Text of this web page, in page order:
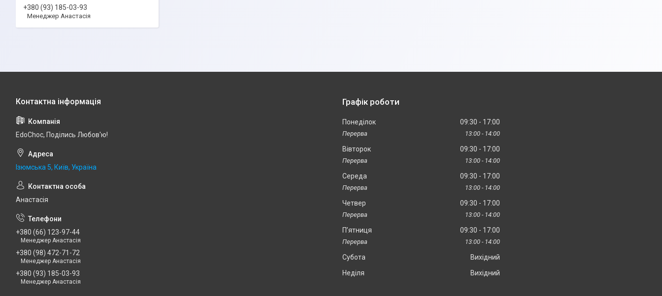
+380 (93) 185-03-93
Менеджер Анастасія
EdoСhoc, Поділись Любов'ю!
Ізюмська 5, Київ, Україна
Анастасія
+380 (66) 123-97-44
Менеджер Анастасія
+380 (98) 472-71-72
Менеджер Анастасія
+380 (93) 185-03-93
Менеджер Анастасія
Графік роботи
Понеділок 09:30 17:00
13:00 14:00
Вівторок 09:30 17:00
13:00 14:00
Середа 09:30 17:00
13:00 14:00
Четвер 09:30 17:00
13:00 14:00
Пʼятниця 09:30 17:00
13:00 14:00
Субота
Вихідний
Неділя
Вихідний